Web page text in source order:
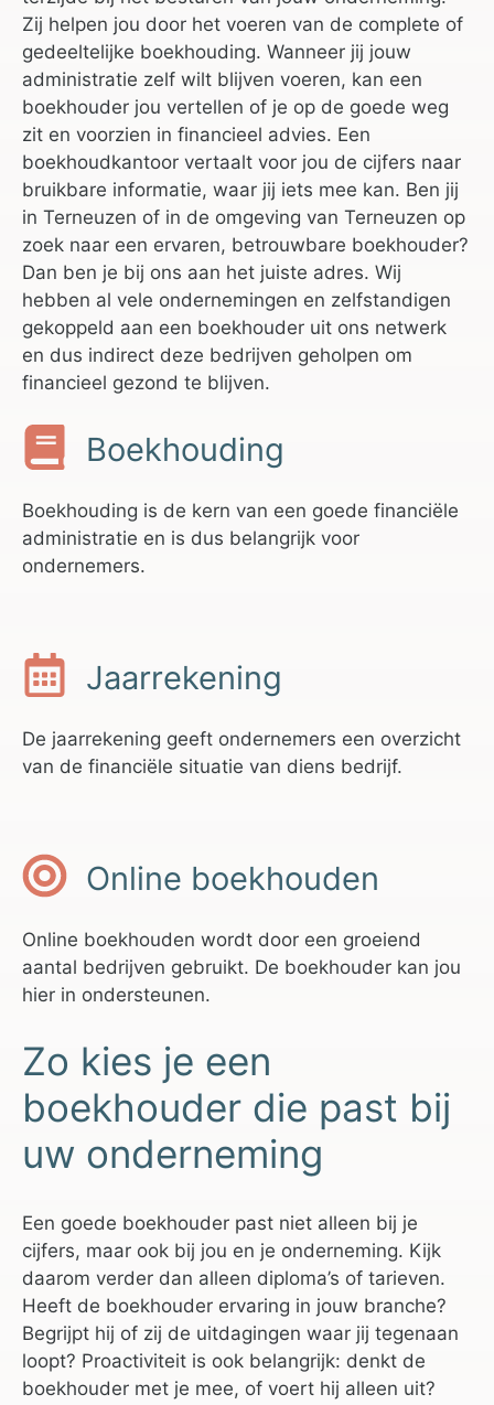
Zij helpen jou door het voeren van de complete of
gedeeltelijke boekhouding. Wanneer jij jouw
administratie zelf wilt blijven voeren, kan een
boekhouder jou vertellen of je op de goede weg
zit en voorzien in financieel advies. Een
boekhoudkantoor vertaalt voor jou de cijfers naar
bruikbare informatie, waar jij iets mee kan. Ben jij
in Terneuzen of in de omgeving van Terneuzen op
zoek naar een ervaren, betrouwbare boekhouder?
Dan ben je bij ons aan het juiste adres. Wij
hebben al vele ondernemingen en zelfstandigen
gekoppeld aan een boekhouder uit ons netwerk
en dus indirect deze bedrijven geholpen om
financieel gezond te blijven.
Boekhouding
Boekhouding is de kern van een goede financiële
administratie en is dus belangrijk voor
ondernemers.
Jaarrekening
De jaarrekening geeft ondernemers een overzicht
van de financiële situatie van diens bedrijf.
Online boekhouden
Online boekhouden wordt door een groeiend
aantal bedrijven gebruikt. De boekhouder kan jou
hier in ondersteunen.
Zo kies je een
boekhouder die past bij
uw onderneming
Een goede boekhouder past niet alleen bij je
cijfers, maar ook bij jou en je onderneming. Kijk
daarom verder dan alleen diploma’s of tarieven.
Heeft de boekhouder ervaring in jouw branche?
Begrijpt hij of zij de uitdagingen waar jij tegenaan
loopt? Proactiviteit is ook belangrijk: denkt de
boekhouder met je mee, of voert hij alleen uit?